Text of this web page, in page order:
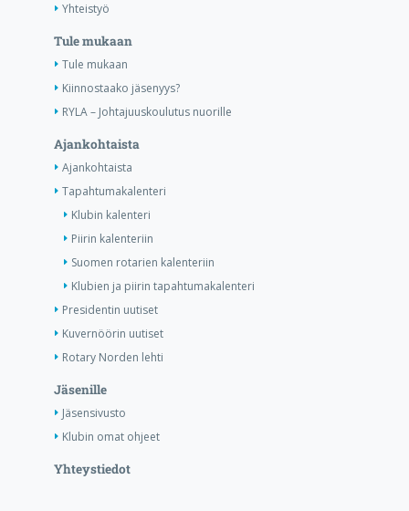
Yhteistyö
Tule mukaan
Tule mukaan
Kiinnostaako jäsenyys?
RYLA – Johtajuuskoulutus nuorille
Ajankohtaista
Ajankohtaista
Tapahtumakalenteri
Klubin kalenteri
Piirin kalenteriin
Suomen rotarien kalenteriin
Klubien ja piirin tapahtumakalenteri
Presidentin uutiset
Kuvernöörin uutiset
Rotary Norden lehti
Jäsenille
Jäsensivusto
Klubin omat ohjeet
Yhteystiedot